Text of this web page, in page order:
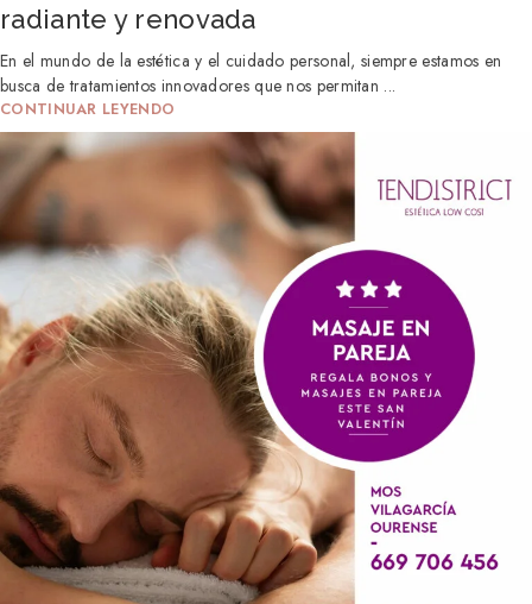
radiante y renovada
En el mundo de la estética y el cuidado personal, siempre estamos en
busca de tratamientos innovadores que nos permitan ...
CONTINUAR LEYENDO